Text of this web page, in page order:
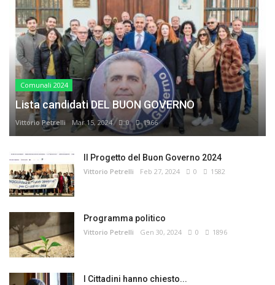
Comunali 2024
Lista candidati DEL BUON GOVERNO
Vittorio Petrelli Mar 15, 2024 0 1966
Il Progetto del Buon Governo 2024
Vittorio Petrelli Feb 27, 2024 0 1582
Programma politico
Vittorio Petrelli Gen 30, 2024 0 1896
I Cittadini hanno chiesto...